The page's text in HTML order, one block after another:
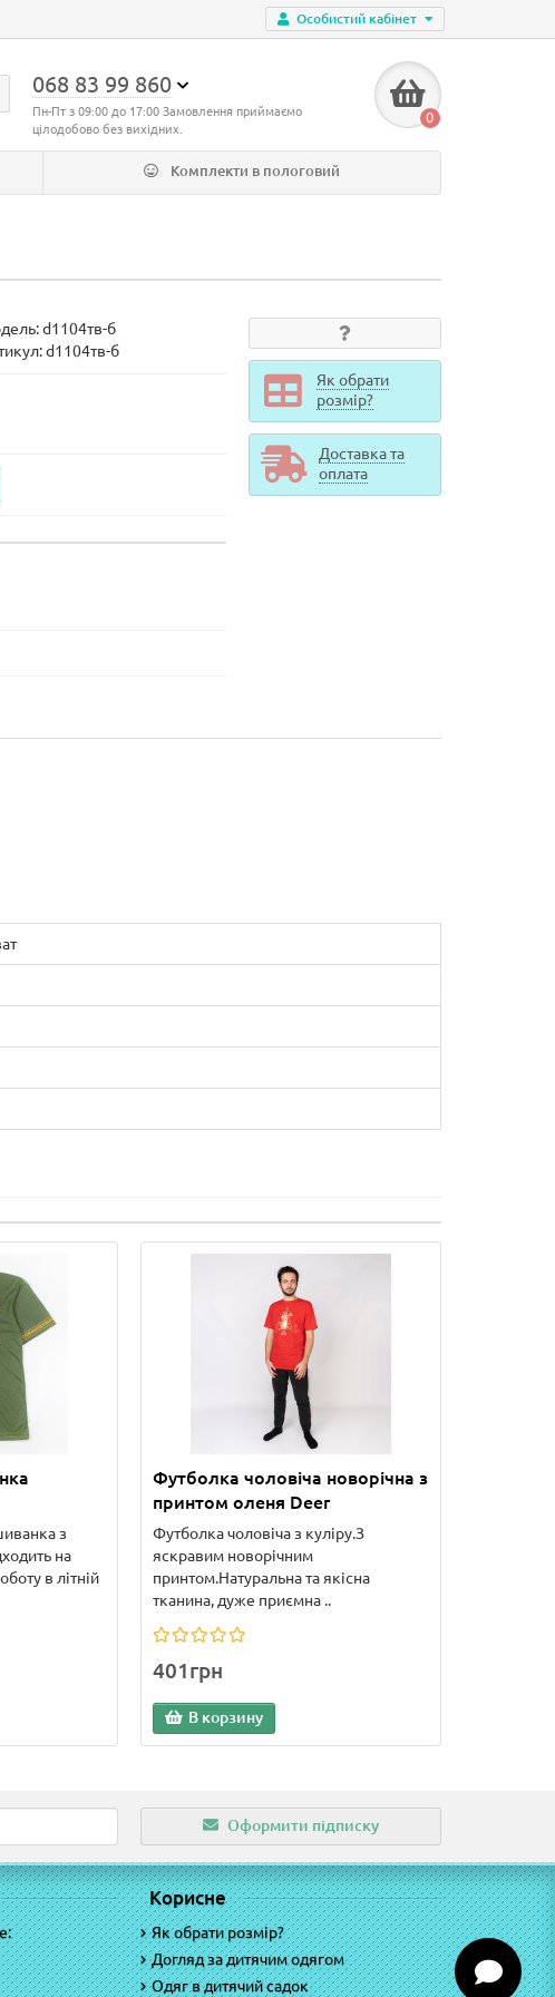
Особистий кабінет
068 83 99 860
Пн-Пт з 09:00 до 17:00 Замовлення приймаємо
цілодобово без вихідних.
0
Комплекти в пологовий
d1104тв-б
d1104тв-б
Як обрати
розмір?
Доставка та
оплата
з
на
в літній
Футболка чоловіча новорічна з
принтом оленя Deer
Футболка чоловіча з куліру.З
яскравим новорічним
принтом.Натуральна та якісна
тканина, дуже приємна ..
401грн
В корзину
Оформити підписку
Корисне
Як обрати розмір?
Догляд за дитячим одягом
Одяг в дитячий садок